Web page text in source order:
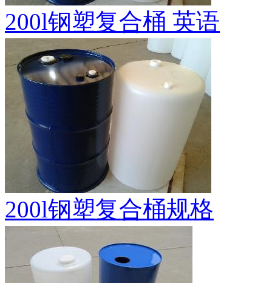
200l钢塑复合桶 英语
200l钢塑复合桶规格